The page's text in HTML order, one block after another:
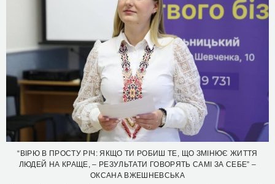
“ВІРЮ В ПРОСТУ РІЧ: ЯКЩО ТИ РОБИШ ТЕ, ЩО ЗМІНЮЄ ЖИТТЯ
ЛЮДЕЙ НА КРАЩЕ, – РЕЗУЛЬТАТИ ГОВОРЯТЬ САМІ ЗА СЕБЕ” –
ОКСАНА ВЖЕШНЕВСЬКА